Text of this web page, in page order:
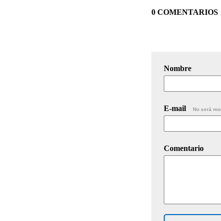
0 COMENTARIOS
Nombre
E-mail No será
Comentario